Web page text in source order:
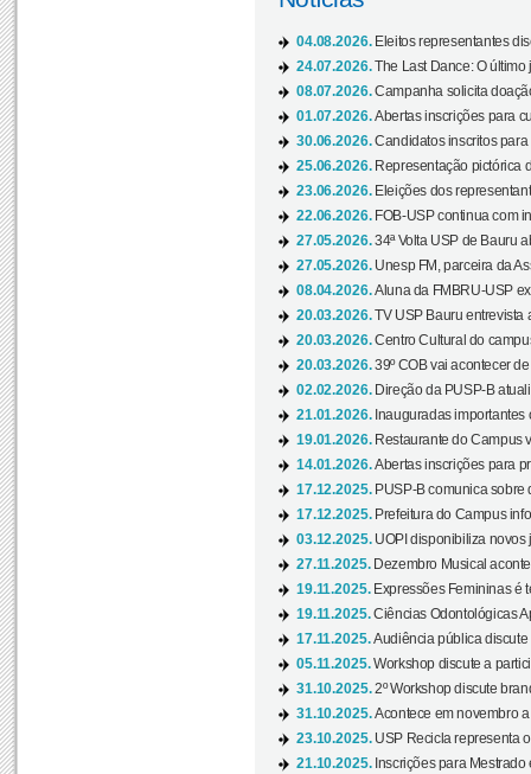
04.08.2026. Eleitos representantes
24.07.2026.The Last Dance: O
08.07.2026.Campanha solicita
01.07.2026.Abertas inscrições para
30.06.2026.Candidatos inscritos
25.06.2026. Representação pictórica
23.06.2026. Eleições dos
22.06.2026. FOB-USP continua com
27.05.2026.34ª Volta USP de Bauru
27.05.2026. Unesp FM, parceira da
08.04.2026.Aluna da FMBRU-USP
20.03.2026.TV USP Bauru entrevista
20.03.2026.Centro Cultural do
20.03.2026.39º COB vai acontecer
02.02.2026. Direção da PUSP-B
21.01.2026. Inauguradas
19.01.2026. Restaurante do Campus
14.01.2026.Abertas inscrições para
17.12.2025. PUSP-B comunica sobre
17.12.2025. Prefeitura do Campus
03.12.2025. UOPI disponibiliza novos
27.11.2025. Dezembro Musical
19.11.2025. Expressões Femininas é
19.11.2025.Ciências Odontológicas
17.11.2025.Audiência pública
05.11.2025.Workshop discute a
31.10.2025.2º Workshop discute
31.10.2025.Acontece em novembro
23.10.2025. USP Recicla representa
21.10.2025. Inscrições para